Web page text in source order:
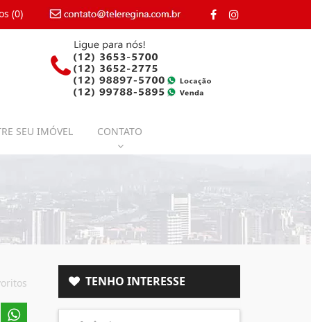
contato@teleregina.com.br
(0)
SEU IMÓVEL CONTATO
TENHO INTERESSE